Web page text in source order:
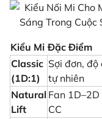
Kiểu Mi Đặc Điểm
Classic
(1D:1)
Sợi đơn,
tự nhiên
Natural
Lift
Fan 1D–2D
CC